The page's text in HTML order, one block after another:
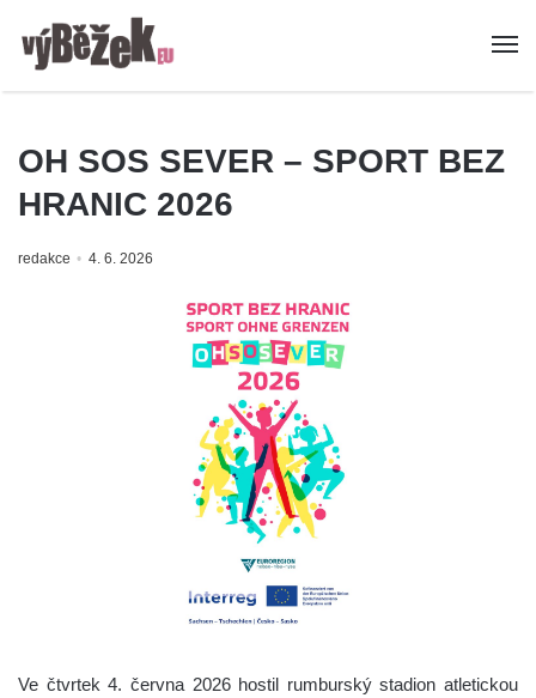
OH SOS SEVER – SPORT BEZ
HRANIC 2026
redakce 4. 6. 2026
Ve čtvrtek 4. června 2026 hostil rumburský stadion atletickou